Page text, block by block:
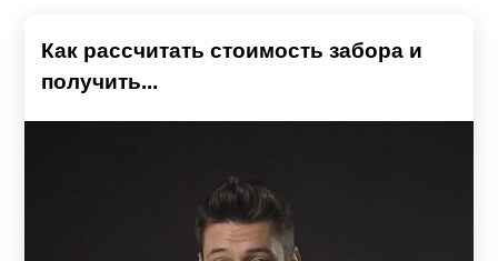
Как рассчитать стоимость забора и
получить...